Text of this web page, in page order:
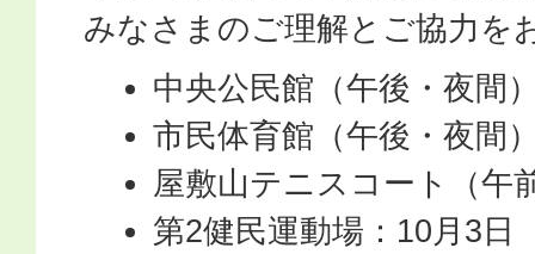
みなさまのご理解とご協力を
中央公民館（午後・夜間
市民体育館（午後・夜間
屋敷山テニスコート（午
第2健民運動場：10月3日